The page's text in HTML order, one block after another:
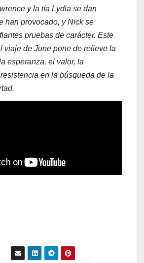
y la tía Lydia se dan
han provocado, y Nick se
pruebas de carácter. Este
viaje de June pone de relieve la
esperanza, el valor, la
en la búsqueda de la